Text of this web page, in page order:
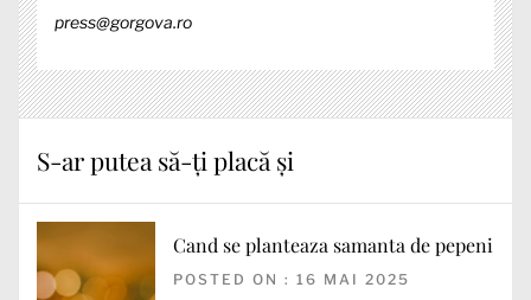
press@gorgova.ro
S-ar putea să-ți placă și
Cand se planteaza samanta de pepeni
POSTED ON : 16 MAI 2025